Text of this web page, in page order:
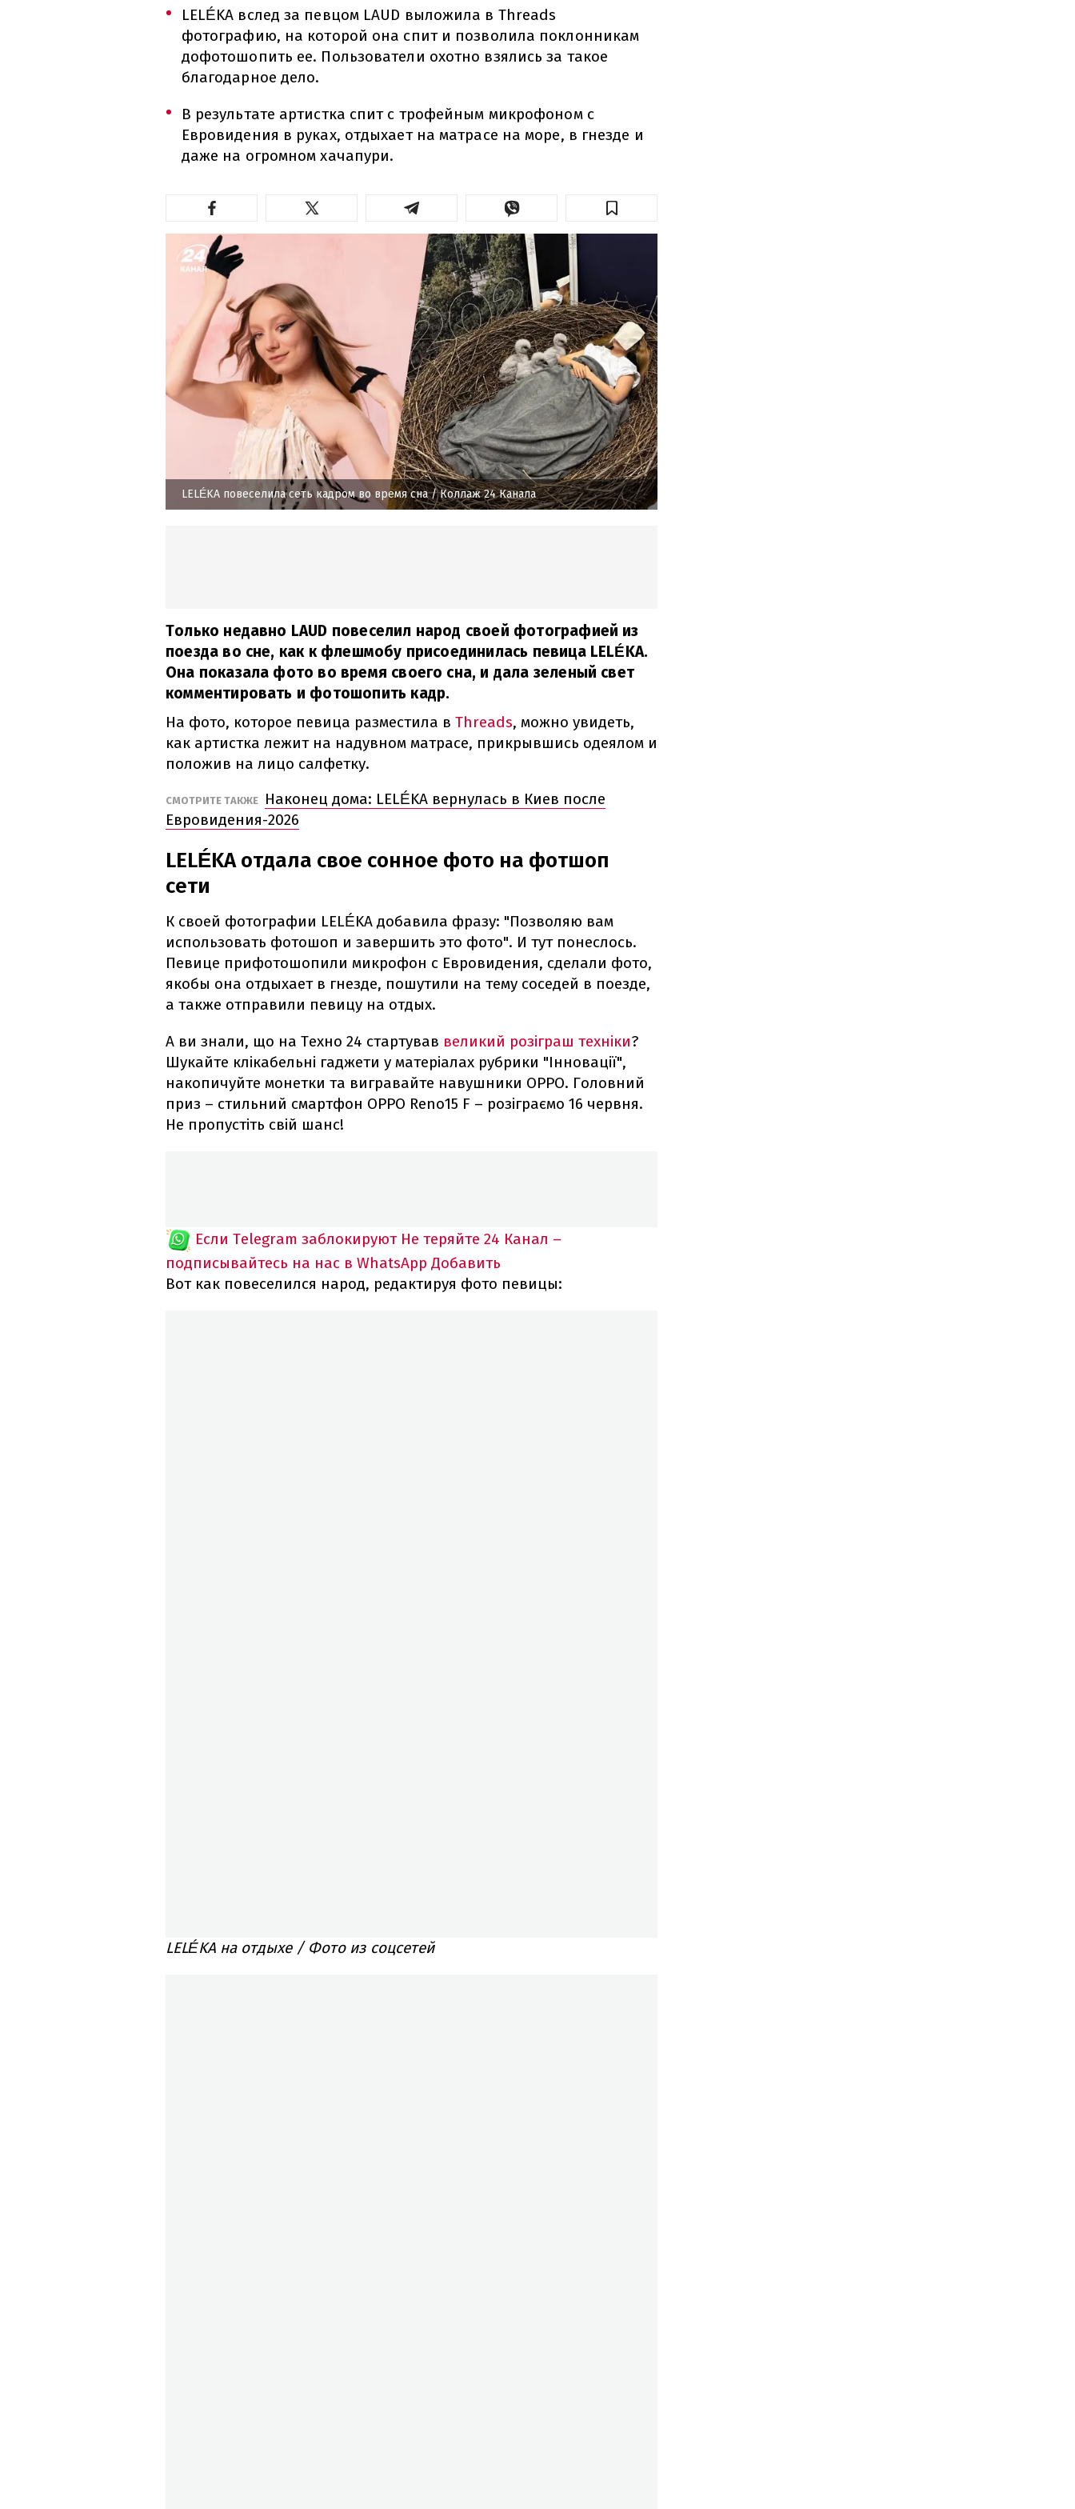
LELÉKA вслед за певцом LAUD выложила в Threads
фотографию, на которой она спит и позволила поклонникам
дофотошопить ее. Пользователи охотно взялись за такое
благодарное дело.
В результате артистка спит с трофейным микрофоном с
Евровидения в руках, отдыхает на матрасе на море, в гнезде и
даже на огромном хачапури.
LELÉKA повеселила сеть кадром во время сна/ Коллаж 24 Канала
Только недавно LAUD повеселил народ своей фотографией из
поезда во сне, как к флешмобу присоединилась певица LELÉKA.
Она показала фото во время своего сна, и дала зеленый свет
комментировать и фотошопить кадр.
На фото, которое певица разместила в Threads, можно увидеть,
как артистка лежит на надувном матрасе, прикрывшись одеялом и
положив на лицо салфетку.
СМОТРИТЕ ТАКЖЕ
Наконец дома: LELÉKA вернулась в Киев после
Евровидения-2026
LELÉKA отдала свое сонное фото на фотшоп
сети
К своей фотографии LELÉKA добавила фразу: "Позволяю вам
использовать фотошоп и завершить это фото". И тут понеслось.
Певице прифотошопили микрофон с Евровидения, сделали фото,
якобы она отдыхает в гнезде, пошутили на тему соседей в поезде,
а также отправили певицу на отдых.
А ви знали, що на Техно 24 стартував великий розіграш техніки?
Шукайте клікабельні гаджети у матеріалах рубрики "Інновації",
накопичуйте монетки та вигравайте навушники OPPO. Головний
приз – стильний смартфон ОРРО Reno15 F – розіграємо 16 червня.
Не пропустіть свій шанс!
Если Telegram заблокируют Не теряйте 24 Канал –
подписывайтесь на нас в WhatsApp Добавить
Вот как повеселился народ, редактируя фото певицы:
LELÉKA на отдыхе / Фото из соцсетей